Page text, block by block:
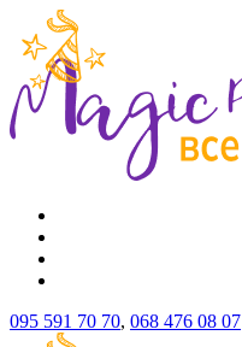
095 591 70 70, 068 476 08 07